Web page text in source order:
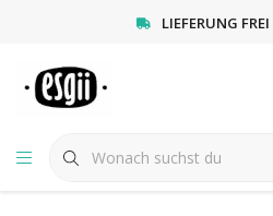
LIEFERUNG FREI